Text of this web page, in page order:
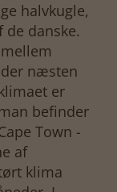
halvkugle,
danske.
der næsten
er
befinder
Town -
af
klima